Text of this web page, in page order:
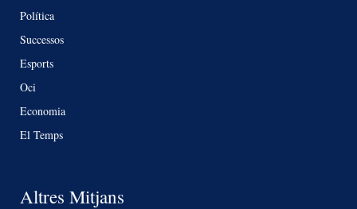
Política
Successos
Esports
Oci
Economia
El Temps
Altres Mitjans